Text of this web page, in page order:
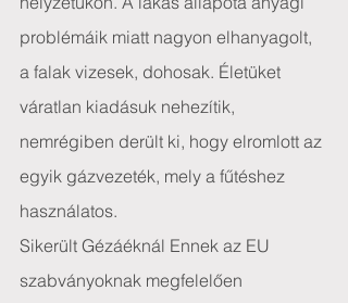
problémáik miatt nagyon elhanyagolt,
a falak vizesek, dohosak. Életüket
váratlan kiadásuk nehezítik,
nemrégiben derült ki, hogy elromlott az
egyik gázvezeték, mely a fűtéshez
használatos.
Sikerült Gézáéknál Ennek az EU
szabványoknak megfelelően